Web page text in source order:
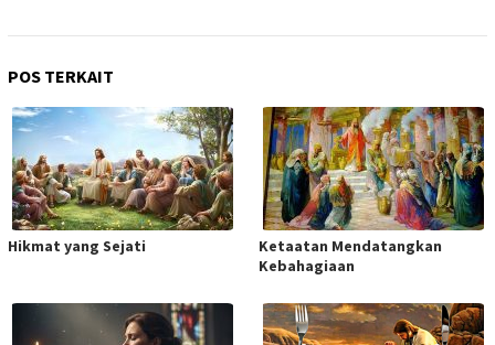
POS TERKAIT
Hikmat yang Sejati
Ketaatan Mendatangkan
Kebahagiaan